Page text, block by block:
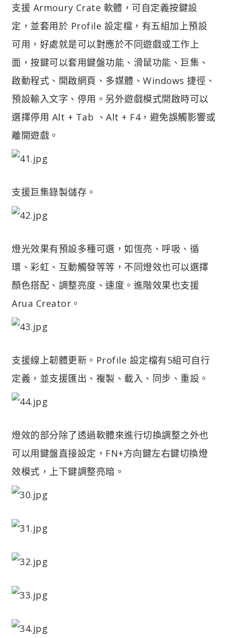
支援 Armoury Crate 軟體，可自定義按鍵設
定，並套用於 Profile 設定檔，有五組加上預設
可用，好處就是可以對應於不同遊戲或工作上
面，按鍵可以套用鍵盤功能、滑鼠功能、巨集、
啟動程式、開啟網頁、多媒體、Windows 捷徑、
預設輸入文字、停用。另外遊戲模式開啟時可以
選擇停用 Alt + Tab 、Alt + F4，避免誤觸影響或
離開遊戲。
支援巨集錄製儲存。
燈光效果有預設多種可選，如恆亮、呼吸、循
環、彩虹、互動觸發等等，不同燈效也可以選擇
顏色搭配、調整亮度、速度。進階效果也支援
Arua Creator。
支援線上韌體更新。Profile 設定檔有5組可自行
定義，並支援匯出、複製、載入、同步、重設。
燈效的部分除了透過軟體來進行切換調整之外也
可以用鍵盤直接設定，FN+方向鍵左右鍵切換燈
效模式，上下鍵調整亮暗。